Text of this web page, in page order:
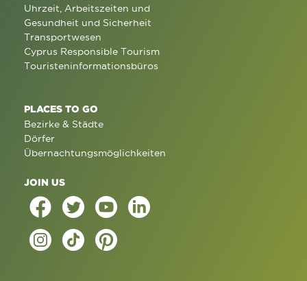
Uhrzeit, Arbeitszeiten und
Gesundheit und Sicherheit
Transportwesen
Cyprus Responsible Tourism
Touristeninformationsbüros
PLACES TO GO
Bezirke & Städte
Dörfer
Übernachtungsmöglichkeiten
JOIN US